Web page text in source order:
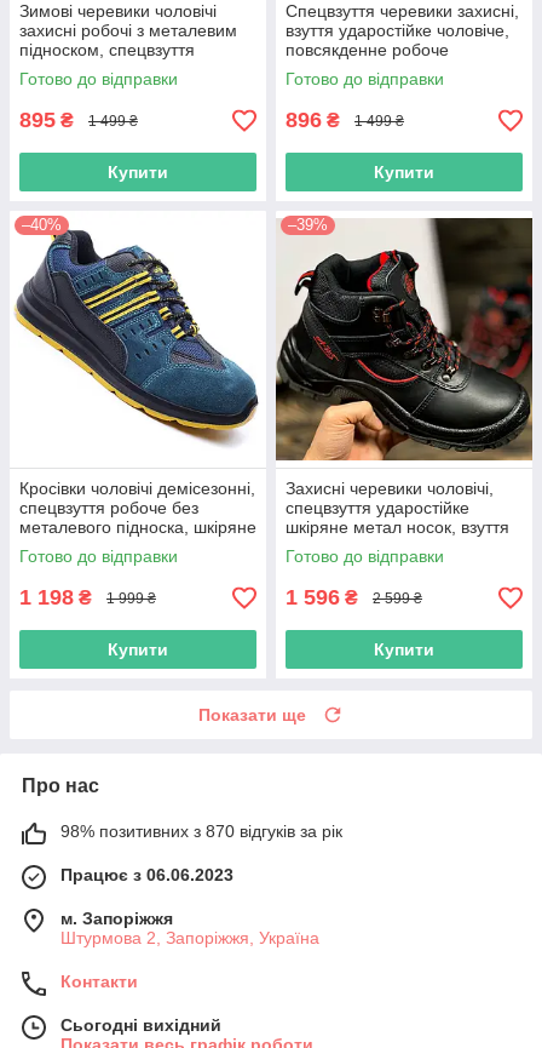
Зимові черевики чоловічі
захисні робочі з металевим
підноском, спецвзуття
шкіряне на хутрі утеплене
захисне, польша
Готово до відправки
895 ₴ 1 499 ₴
Купити
Спецвзуття черевики захисні,
взуття ударостійке чоловіче,
повсякденне робоче
спецування метал носок,
польша
Готово до відправки
896 ₴ 1 499 ₴
Купити
–40%
Кросівки чоловічі демісезонні,
спецвзуття робоче без
металевого підноска, шкіряне
захисне повсякденне,
польша
Готово до відправки
1 198 ₴ 1 999 ₴
Купити
–39%
Захисні черевики чоловічі,
спецвзуття ударостійке
шкіряне метал носок, взуття
робоча польша
Готово до відправки
1 596 ₴ 2 599 ₴
Купити
Показати ще
Про нас
98% позитивних з 870 відгуків за рік
Працює з 06.06.2023
м. Запоріжжя
Штурмова 2, Запоріжжя, Україна
Контакти
Сьогодні вихідний